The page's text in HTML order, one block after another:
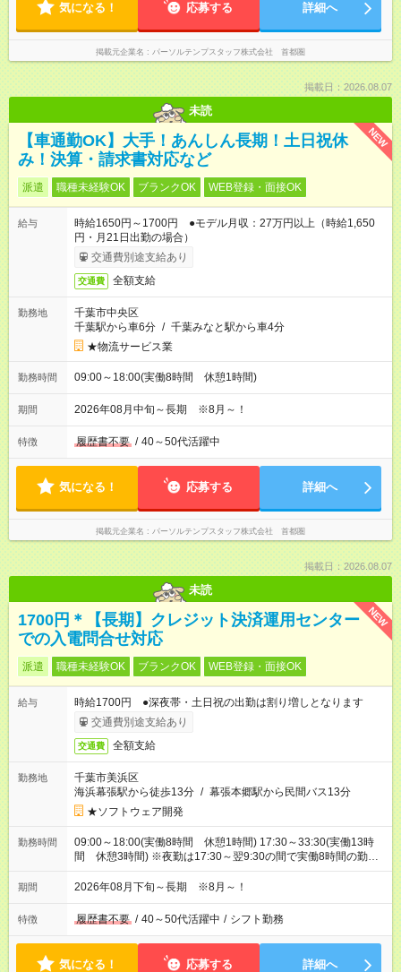
気になる！ 応募する 詳細へ
掲載元企業名 パーソルテンプスタッフ株式会社 首都圏
掲載日：2026.08.07
未読
NEW
【車通勤OK】大手！あんしん長期！土日祝休
み！決算・請求書対応など
派遣 職種未経験OK ブランクOK WEB登録・面接OK
給与
時給1650円～1700円 ●モデル月収：27万円以上（時給1,650
円・月21日出勤の場合）
交通費別途支給あり
交通費 全額支給
勤務地
千葉市中央区
千葉駅から車6分 / 千葉みなと駅から車4分
★物流サービス業
勤務時間 09:00～18:00(実働8時間 休憩1時間)
期間 2026年08月中旬～長期 ※8月～！
特徴 履歴書不要 / 40～50代活躍中
気になる！ 応募する 詳細へ
掲載元企業名 パーソルテンプスタッフ株式会社 首都圏
掲載日：2026.08.07
未読
NEW
1700円＊【長期】クレジット決済運用センター
での入電問合せ対応
派遣 職種未経験OK ブランクOK WEB登録・面接OK
給与
時給1700円 ●深夜帯・土日祝の出勤は割り増しとなります
交通費別途支給あり
交通費 全額支給
勤務地
千葉市美浜区
海浜幕張駅から徒歩13分 / 幕張本郷駅から民間バス13分
★ソフトウェア開発
勤務時間
09:00～18:00(実働8時間 休憩1時間) 17:30～33:30(実働13時
間 休憩3時間) ※夜勤は17:30～翌9:30の間で実働8時間の勤務
となります※夜勤月6回
期間 2026年08月下旬～長期 ※8月～！
特徴 履歴書不要 / 40～50代活躍中 / シフト勤務
気になる！ 応募する 詳細へ